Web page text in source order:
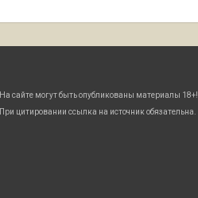
На сайте могут быть опубликованы материалы 18+!
При цитировании ссылка на источник обязательна.